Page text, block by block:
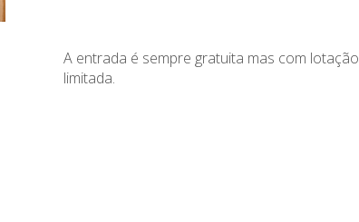
A entrada é sempre gratuita mas com lotação
limitada.